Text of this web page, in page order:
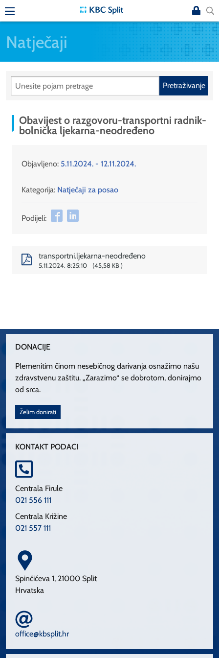
Natječaji
Pretraživanje
Obavijest o razgovoru-transportni radnik-
bolnička ljekarna-neodređeno
Objavljeno: 5.11.2024. - 12.11.2024.
Kategorija: Natječaji za posao
Podijeli:
transportni.ljekarna-neodređeno
5.11.2024. 8:25:10 45,58 KB
DONACIJE
Plemenitim činom nesebičnog darivanja osnažimo našu
zdravstvenu zaštitu. „Zarazimo“ se dobrotom, donirajmo
od srca.
Želim donirati
KONTAKT PODACI
Centrala Firule
021 556 111
Centrala Križine
021 557 111
Spinčićeva 1, 21000 Split
Hrvatska
office@kbsplit.hr